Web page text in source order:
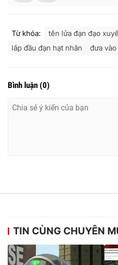
Cơ quan báo chí:Thời báo VTV
Giấy phép hoạt động báo in và
Phó Tổng Biên tập:
Tổng đài VTV:024.38 355 931 -
Từ khóa:
tên lửa đạn đạo
lắp đầu đạn hạt nhân
đưa
Bình luận (0)
TIN CÙNG CHUYÊN